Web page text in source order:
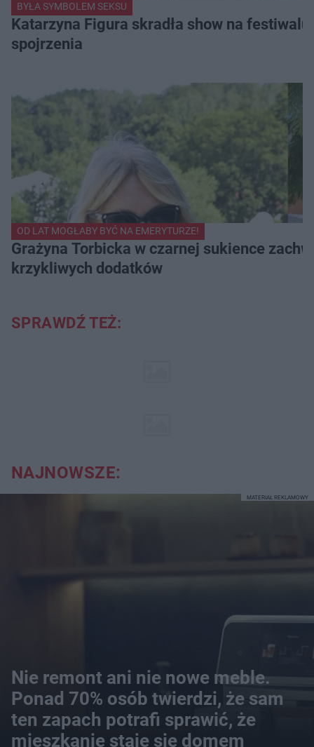
BYŁA SYMBOLEM SEKSU
Katarzyna Figura skradła show na
spojrzenia
OD LAT MOGŁABY BYĆ NA EMERYTURZE!
Grażyna Torbicka w czarnej sukience
krzykliwych dodatków
SPRAWDŹ TEŻ:
NAJNOWSZE:
Nie remont ani nie nowe meble.
Ponad 70% osób twierdzi, że sam
ten zapach potrafi sprawić, że
mieszkanie staje się domem
MATERIAŁ REKLAMOWY